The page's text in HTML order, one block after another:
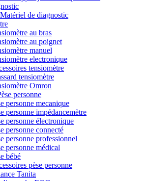
de diagnostic
au bras
au poignet
manuel
electronique
tensiomètre
tensiomètre
Omron
personne
personne mecanique
personne impédancemètre
personne électronique
personne connecté
personne professionnel
personne médical
bébé
pèse personne
Tanita